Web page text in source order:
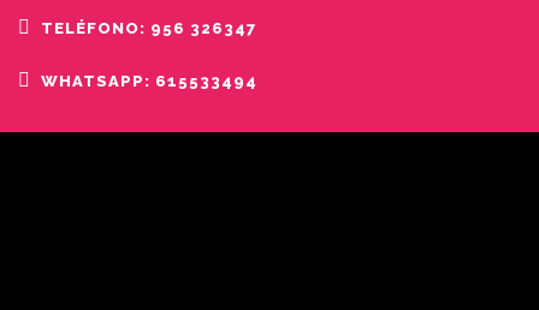
TELÉFONO: 956 326347
WHATSAPP: 615533494